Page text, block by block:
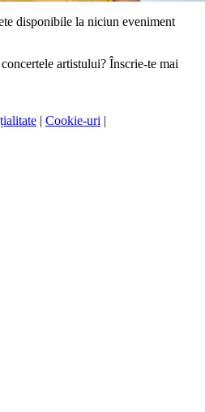
disponibile la niciun eveniment
artistului? Înscrie-te mai
| Cookie-uri |